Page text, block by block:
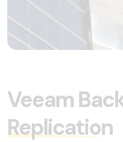
Veeam
Replication